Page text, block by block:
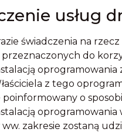
usług
świadczenia na
do
oprogramowania
z tego
poinformowany o
oprogramowania
zakresie zostaną